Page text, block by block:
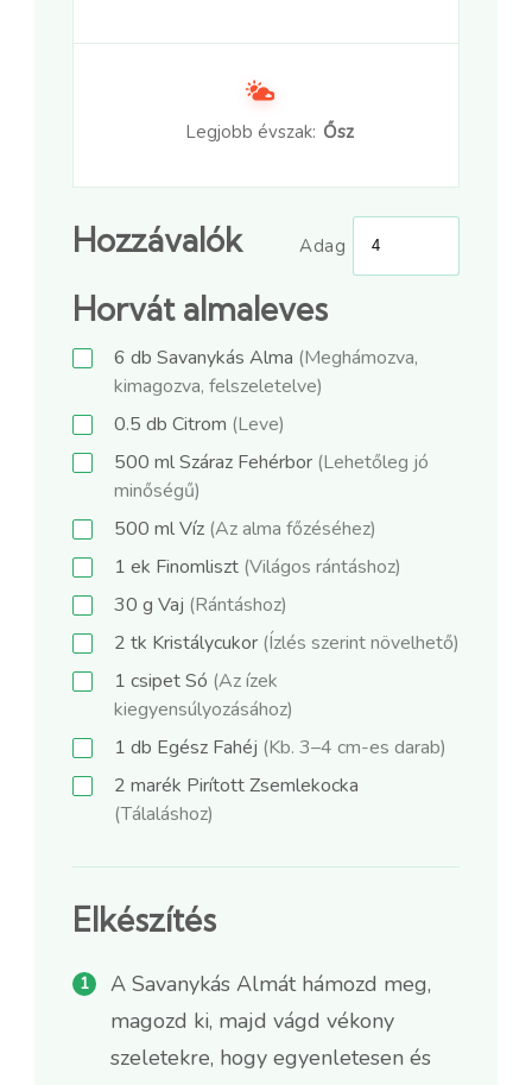
Legjobb évszak: Ősz
Hozzávalók Adag
Horvát almaleves
6 db Savanykás Alma (Meghámozva,
kimagozva, felszeletelve)
0.5 db Citrom (Leve)
500 mlSzáraz Fehérbor (Lehetőleg jó
minőségű)
500 mlVíz (Az alma főzéséhez)
1 ek Finomliszt (Világos rántáshoz)
30 g Vaj (Rántáshoz)
2 tk Kristálycukor (Ízlés szerint növelhető)
1 csipetSó (Az ízek
kiegyensúlyozásához)
1 db Egész Fahéj (Kb. 3–4 cm-es darab)
2 marék Pirított Zsemlekocka
(Tálaláshoz)
Elkészítés
A Savanykás Almát hámozd meg,
magozd ki, majd vágd vékony
szeletekre, hogy egyenletesen és